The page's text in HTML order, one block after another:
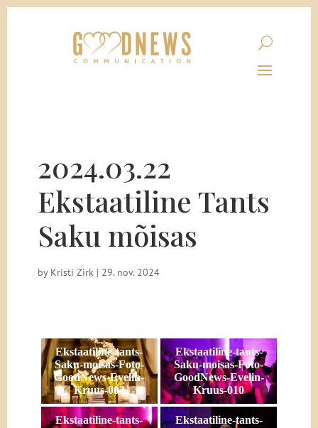
2024.03.22
Ekstaatiline Tants
Saku mõisas
by Kristi Zirk| 29. nov. 2024
Ekstaatiline-tants-
Saku-moisas-Foto-
GoodNews-Evelin-
Kruus-003
Ekstaatiline-tants-
Saku-moisas-Foto-
GoodNews-Evelin-
Kruus-010
Ekstaatiline-tants-
Ekstaatiline-tants-